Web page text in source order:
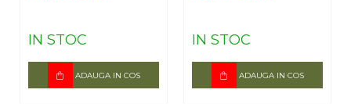
IN STOC
ADAUGA IN COS
IN STOC
ADAUGA IN COS